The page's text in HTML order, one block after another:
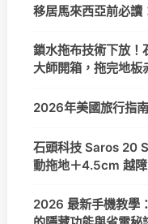
移居馬來西亞前必
鎖水拖布技術下放
大師開箱，拖完地板
2026年美國旅行指
石頭科技 Saros 20
動拖地＋4.5cm 越
2026 最新手機教學